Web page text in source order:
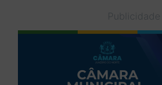
Publicidade